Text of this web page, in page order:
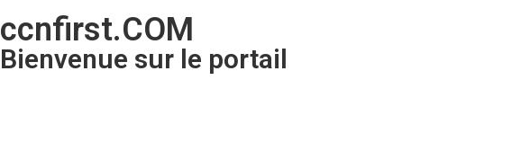
ccnfirst.COM
Bienvenue sur le portail